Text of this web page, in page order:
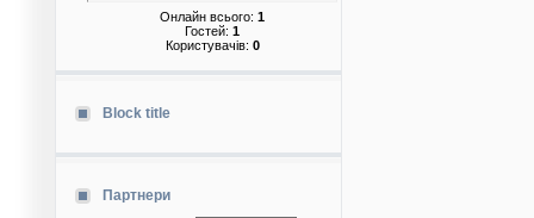
Онлайн всього: 1
Гостей: 1
Користувачів: 0
Block title
Партнери